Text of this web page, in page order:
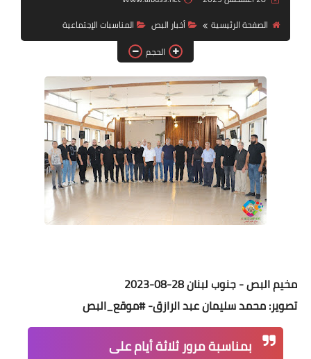
لك سيدتي
الصفحة الرئيسية
أخبار البص
المناسبات الإجتماعية
الحجم
مخيم البص - جنوب لبنان 28-08-2023
تصوير: محمد سليمان عبد الرازق- #موقع_البص
بمناسبة مرور ثلاثة أيام على